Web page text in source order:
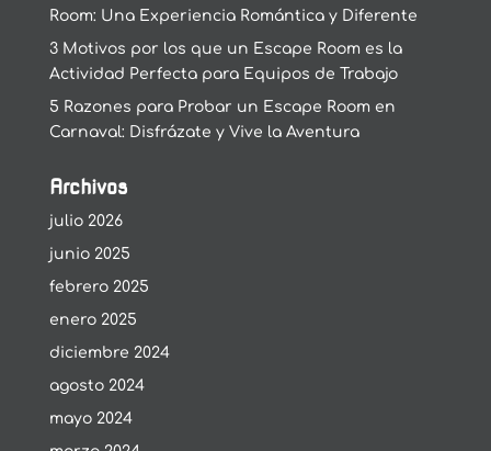
Room: Una Experiencia Romántica y Diferente
3 Motivos por los que un Escape Room es la
Actividad Perfecta para Equipos de Trabajo
5 Razones para Probar un Escape Room en
Carnaval: Disfrázate y Vive la Aventura
Archivos
julio 2026
junio 2025
febrero 2025
enero 2025
diciembre 2024
agosto 2024
mayo 2024